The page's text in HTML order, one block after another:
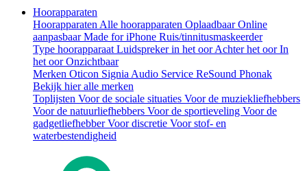
Hoorapparaten
Hoorapparaten Alle hoorapparaten OplaadbaarOnline
aanpasbaarMade for iPhone Ruis/tinnitusmaskeerder
Type hoorapparaat Luidspreker in het oorAchter het oorIn
het oorOnzichtbaar
Merken Oticon Signia Audio Service ReSound Phonak
Bekijk hier alle merken
Toplijsten Voor de sociale situaties Voor de muziekliefhebbers
Voor de natuurliefhebbers Voor de sportieveling Voor de
gadgetliefhebberVoor discretie Voor stof- en
waterbestendigheid